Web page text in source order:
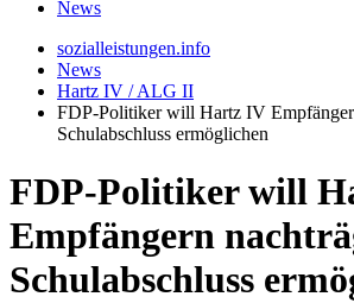
News
sozialleistungen.info
News
Hartz IV / ALG II
FDP-Politiker will Hartz IV
Schulabschluss ermöglichen
FDP-Politiker will
Empfängern
Schulabschluss